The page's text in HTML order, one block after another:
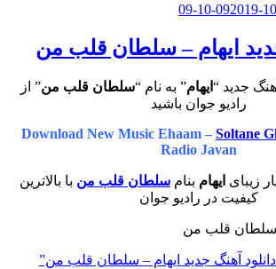
– سلطان قلب من
“ایهام” به نام “سلطان قلب من” از
جوان باشید
Download New Music Ehaam –
Radio
بنام سلطان قلب منبا بالاترین
در رادیو جوان
جدید ایهام – سلطان قلب من”